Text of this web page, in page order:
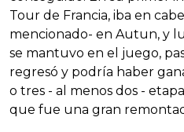
Tour de Francia, iba en
mencionado- en Autun, y
se mantuvo en el juego,
regresó y podría haber
o tres - al menos dos -
que fue una gran